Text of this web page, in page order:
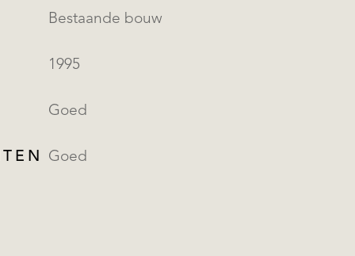
Bestaande bouw
1995
Goed
Goed